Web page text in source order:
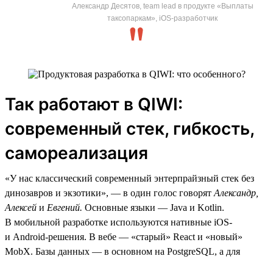
Александр Десятов, team lead в продукте «Выплаты
таксопаркам», iOS-разработчик
Так работают в QIWI:
современный стек, гибкость,
самореализация
«У нас классический современный энтерпрайзный стек без
динозавров и экзотики», — в один голос говорят Александр,
Алексей и Евгений. Основные языки — Java и Kotlin.
В мобильной разработке используются нативные iOS-
и Android-решения. В вебе — «старый» React и «новый»
MobX. Базы данных — в основном на PostgreSQL, а для